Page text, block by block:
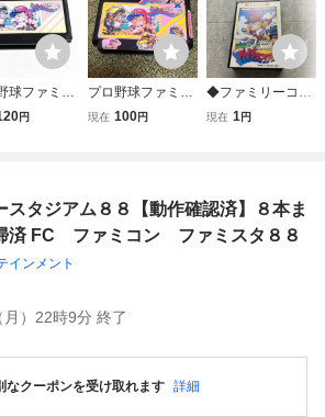
球ファミリ
ジアム８８
８８ ②
円
プロ野球ファミリ
ースタジアム88 F
現在 100円
◆ファミリーコン
ピューター/ファミ
現在 1円
スタジアム８８【動作確認済】８本ま
済 FC ファミコン ファミスタ８８
インメント
月）22時9分 終了
なクーポンを受け取れます 詳細